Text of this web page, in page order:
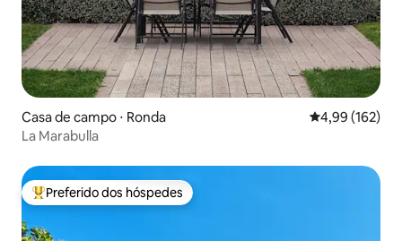
Casa de campo ⋅ Ronda 4,99 de uma
4,99 (162)
La Marabulla
Entre os melhores preferidos dos hóspedes
Preferido dos hóspedes